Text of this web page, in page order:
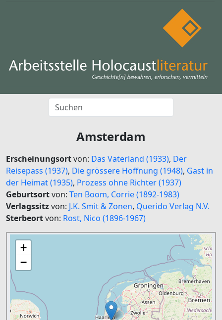
Amsterdam
Erscheinungsortvon: Das Vaterland (1933), Der
Reisepass (1937), Die grössere Hoffnung (1948), Gast in
der Heimat (1935), Prozess ohne Richter (1937)
Geburtsortvon: Ten Boom, Corrie (1892-1983)
Verlagssitzvon: J.K. Smit & Zonen, Querido Verlag N.V.
Sterbeortvon: Rost, Nico (1896-1967)
+
−